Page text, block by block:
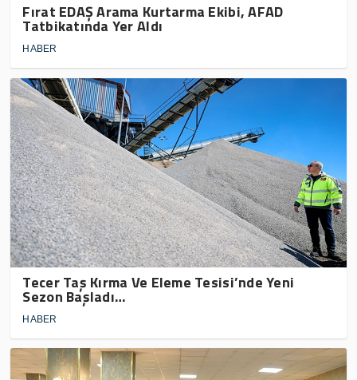
Fırat EDAŞ Arama Kurtarma Ekibi, AFAD
Tatbikatında Yer Aldı
HABER
Tecer Taş Kırma Ve Eleme Tesisi’nde Yeni
Sezon Başladı…
HABER